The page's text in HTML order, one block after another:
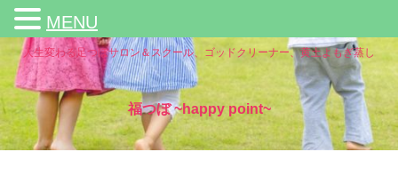
人生変わる足つぼサロン＆スクール、ゴッドクリーナー、黄土よもぎ蒸し
福つぼ ~happy point~
MENU